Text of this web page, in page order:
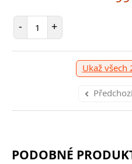
- Počet položek
+
Ukaž
položek
+
PODOBNÉ